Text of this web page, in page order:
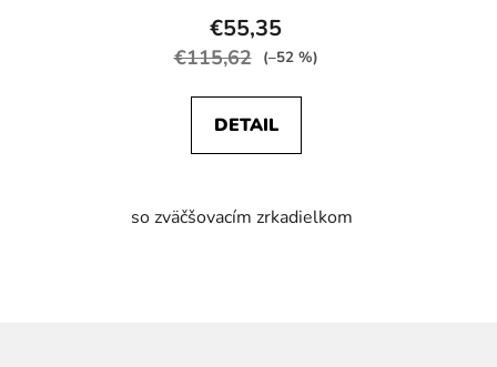
je
5,0
hviezdičiek.
€55,35
€115,62 (–52 %)
DETAIL
so zväčšovacím zrkadielkom